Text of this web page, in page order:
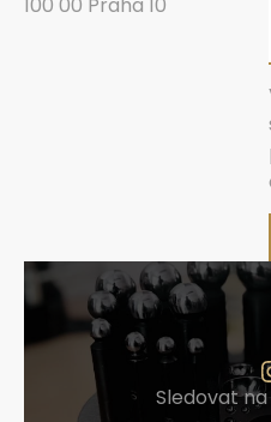
Sledovat